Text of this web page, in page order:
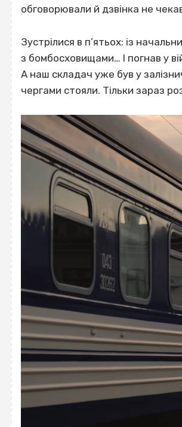
обговорювали й дзвінка не
Зустрілися в п’ятьох: із
з бомбосховищами… І погнав у
А наш складач уже був у
чергами стояли. Тільки зараз